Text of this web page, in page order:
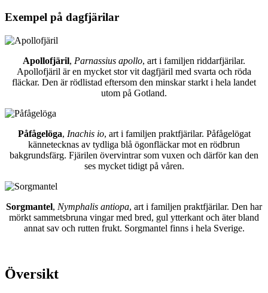
Exempel på dagfjärilar
Apollofjäril, Parnassius apollo, art i familjen riddarfjärilar.
Apollofjäril är en mycket stor vit dagfjäril med svarta och röda
fläckar. Den är rödlistad eftersom den minskar starkt i hela landet
utom på Gotland.
Påfågelöga, Inachis io, art i familjen praktfjärilar. Påfågelögat
kännetecknas av tydliga blå ögonfläckar mot en rödbrun
bakgrundsfärg. Fjärilen övervintrar som vuxen och därför kan den
ses mycket tidigt på våren.
Sorgmantel, Nymphalis antiopa, art i familjen praktfjärilar. Den har
mörkt sammetsbruna vingar med bred, gul ytterkant och äter bland
annat sav och rutten frukt. Sorgmantel finns i hela Sverige.
Översikt